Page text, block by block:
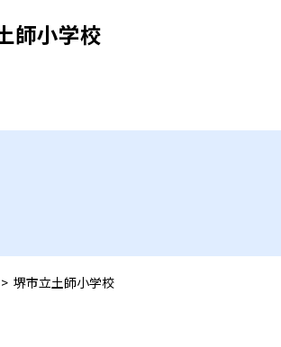
師小学校
> 堺市立土師小学校